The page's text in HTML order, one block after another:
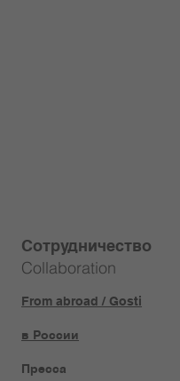
Сотрудничество
Collaboration
From abroad / Gosti
в России
Пресса